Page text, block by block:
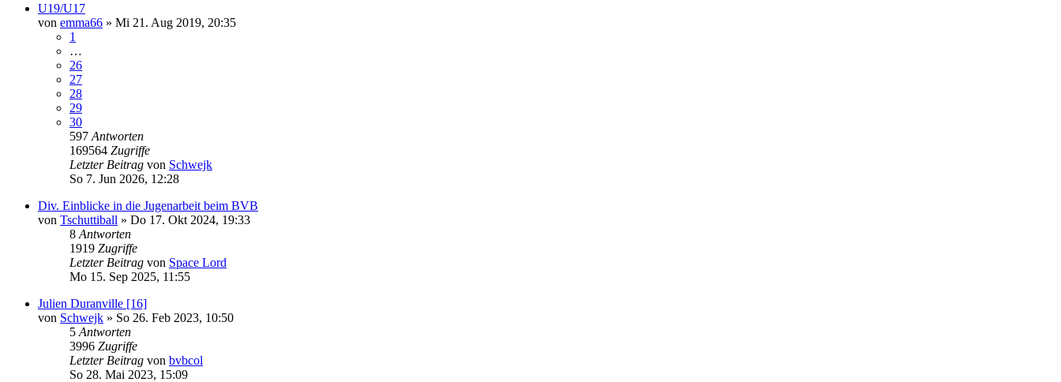
U19/U17
von emma66 » Mi 21. Aug 2019, 20:35
1
…
26
27
28
29
30
597 Antworten
169564 Zugriffe
Letzter Beitrag von Schwejk
So 7. Jun 2026, 12:28
Div. Einblicke in die Jugenarbeit beim BVB
von Tschuttiball » Do 17. Okt 2024, 19:33
8 Antworten
1919 Zugriffe
Letzter Beitrag von Space Lord
Mo 15. Sep 2025, 11:55
Julien Duranville [16]
von Schwejk » So 26. Feb 2023, 10:50
5 Antworten
3996 Zugriffe
Letzter Beitrag von bvbcol
So 28. Mai 2023, 15:09